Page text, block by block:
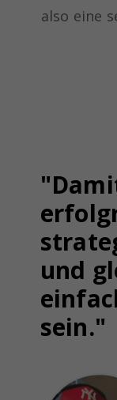
also eine
und
sein."